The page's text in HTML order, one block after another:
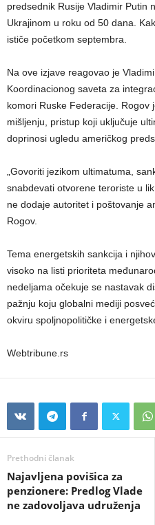
predsednik Rusije Vladimir Putin
Ukrajinom u roku od 50 dana.
ističe početkom septembra.
Na ove izjave reagovao je
Koordinacionog saveta za
komori Ruske Federacije. Rogov
mišljenju, pristup koji uključuje
doprinosi ugledu američkog
„Govoriti jezikom ultimatuma,
snabdevati otvorene teroriste u
ne dodaje autoritet i poštovanje
Rogov.
Tema energetskih sankcija i
visoko na listi prioriteta
nedeljama očekuje se nastavak
pažnju koju globalni mediji
okviru spoljnopolitičke i
Webtribune.rs
Prethodni članak
Najavljena povišica za
penzionere: Predlog Vlade
ne zadovoljava udruženja